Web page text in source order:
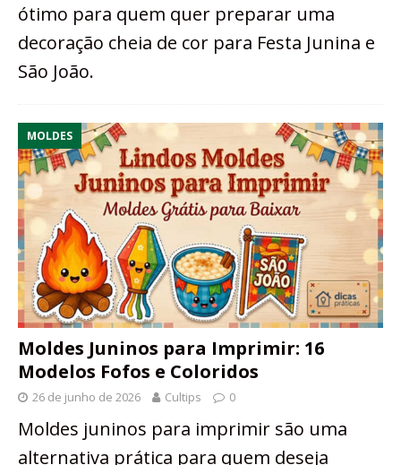
ótimo para quem quer preparar uma
decoração cheia de cor para Festa Junina e
São João.
MOLDES
Moldes Juninos para Imprimir: 16
Modelos Fofos e Coloridos
26 de junho de 2026 Cultips 0
Moldes juninos para imprimir são uma
alternativa prática para quem deseja